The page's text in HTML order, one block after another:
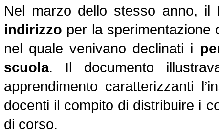
Nel marzo dello stesso anno,
indirizzo per la sperimentazione
nel quale venivano declinati i
scuola. Il documento
apprendimento caratterizzanti
docenti il compito di distribuire i
di corso.